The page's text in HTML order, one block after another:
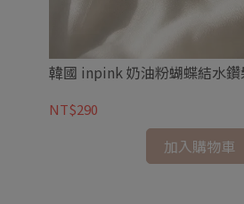
韓國 inpink 奶油粉蝴蝶結水鑽
NT$290
加入購物車